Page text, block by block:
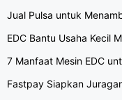
Jual Pulsa untuk
EDC Bantu Usaha Kecil
7 Manfaat Mesin EDC
Fastpay Siapkan